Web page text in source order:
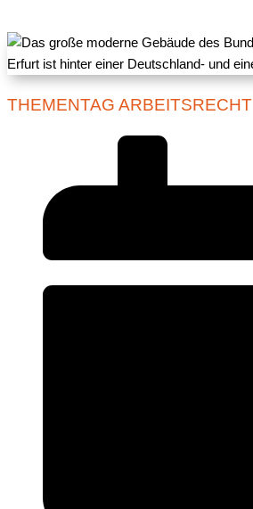
THEMENTAG ARBEITSRECHT